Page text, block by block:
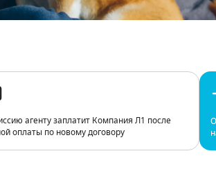
агенту заплатит Компания Л1 после
оплаты по новому договору